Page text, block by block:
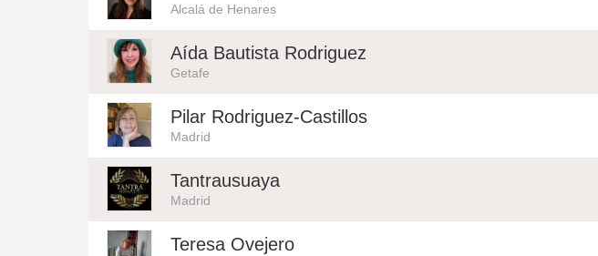
Alcalá de Henares
Aída Bautista Rodriguez
Getafe
Pilar Rodriguez-Castillos
Madrid
Tantrausuaya
Madrid
Teresa Ovejero